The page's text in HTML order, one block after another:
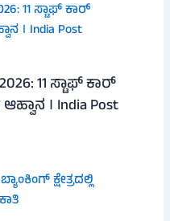
11 ಸ್ಟಾಫ್ ಕಾರ್
। India Post